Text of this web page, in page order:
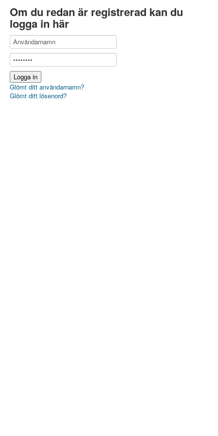
Om du redan är registrerad kan du
logga in här
Glömt ditt användarnamn?
Glömt ditt lösenord?